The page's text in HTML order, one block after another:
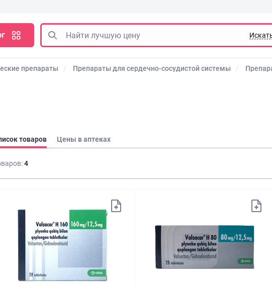
препараты Препараты для сердечно-сосудистой системы
товаров Цены в аптеках
4